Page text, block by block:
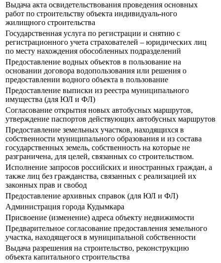
Выдача акта освидетельствования проведения основных
работ по строительству объекта индивидуаль-ного
жилищного строительства
Государственная услуга по регистрации и снятию с
регистрационного учета страхователей – юридических лиц
по месту нахождения обособленных подразделений
Предоставление водных объектов в пользование на
основании договора водопользования или решения о
предоставлении водного объекта в пользование
Предоставление выписки из реестра муниципального
имущества (для ЮЛ и ФЛ)
Согласование открытия новых автобусных маршрутов,
утверждение паспортов действующих автобусных маршрутов
Предоставление земельных участков, находящихся в
собственности муниципального образования и из состава
государственных земель, собственность на которые не
разграничена, для целей, связанных со строительством.
Исполнение запросов российских и иностранных граждан, а
также лиц без гражданства, связанных с реализацией их
законных прав и свобод
Предоставление архивных справок (для ЮЛ и ФЛ)
Администрация города Кудымкара
Присвоение (изменение) адреса объекту недвижимости
Предварительное согласование предоставления земельного
участка, находящегося в муниципальной собственности
Выдача разрешения на строительство, реконструкцию
объекта капитального строительства